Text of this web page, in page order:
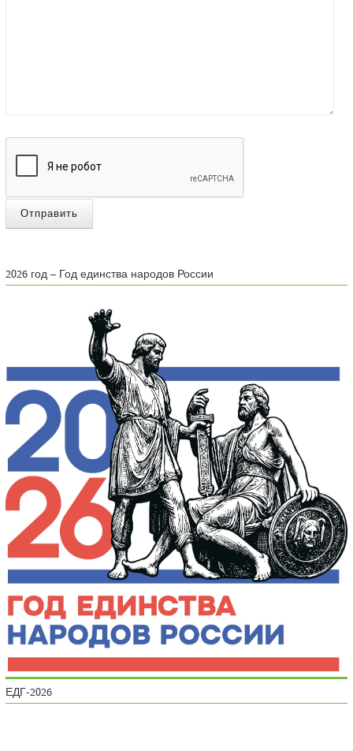
Отправить
2026 год – Год единства народов России
ЕДГ-2026